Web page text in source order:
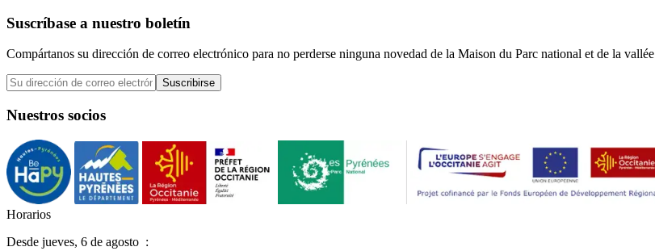
Suscríbase a nuestro boletín
Compártanos su dirección de correo electrónico para no perderse ninguna novedad de la Maison du Parc national et de la vallée
Suscribirse
Nuestros socios
Horarios
Desde jueves, 6 de agosto :